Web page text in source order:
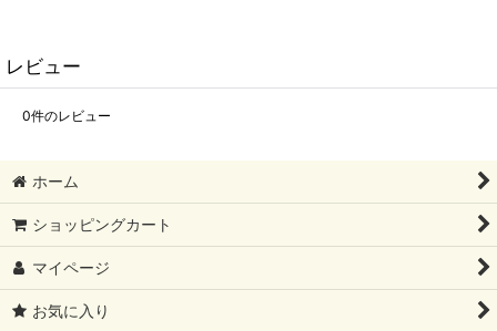
レビュー
0件のレビュー
ホーム
ショッピングカート
マイページ
お気に入り